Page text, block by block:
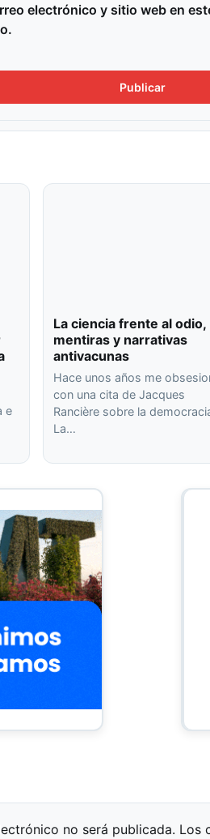
electrónico y sitio web en
e
La ciencia frente al odio,
mentiras y narrativas
antivacunas
Hace unos años me
con una cita de Jacques
Rancière sobre la
La…
no será publicada. Los